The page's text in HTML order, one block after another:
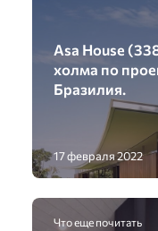
Asa House
холма по
Бразилия.
17 февраля 2022
Что еще почитать